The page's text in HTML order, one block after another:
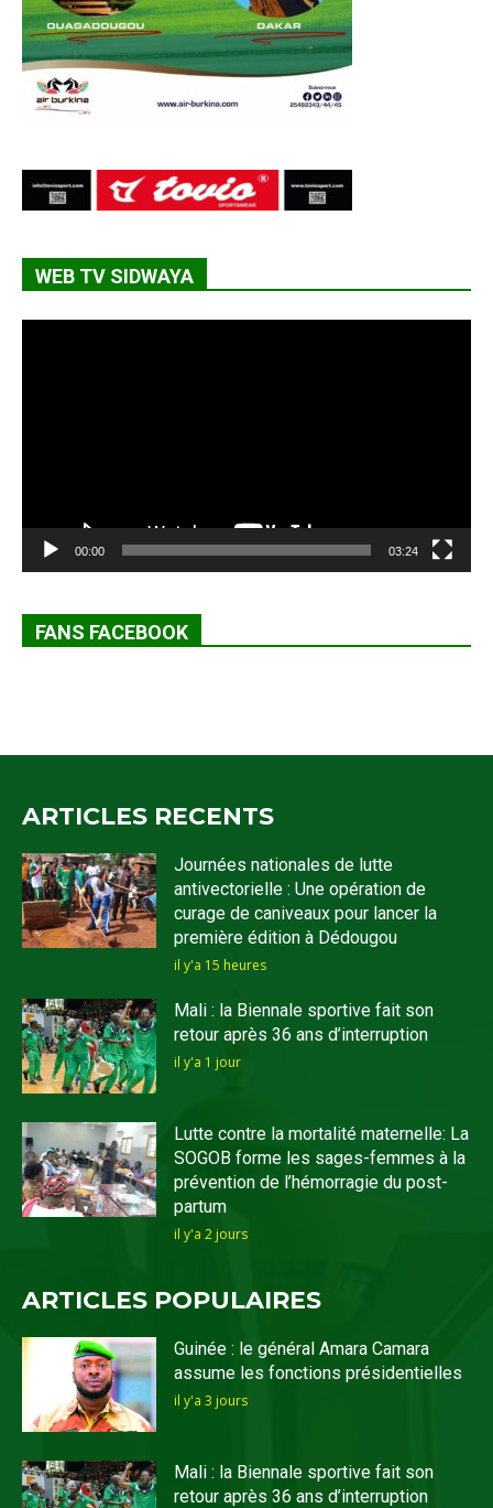
WEB TV SIDWAYA
00:00 03:24
FANS FACEBOOK
ARTICLES RECENTS
Journées nationales de lutte
antivectorielle : Une opération de
curage de caniveaux pour lancer la
première édition à Dédougou
il y'a 15 heures
Mali : la Biennale sportive fait son
retour après 36 ans d’interruption
il y'a 1 jour
Lutte contre la mortalité maternelle: La
SOGOB forme les sages-femmes à la
prévention de l’hémorragie du post-
partum
il y'a 2 jours
ARTICLES POPULAIRES
Guinée : le général Amara Camara
assume les fonctions présidentielles
il y'a 3 jours
Mali : la Biennale sportive fait son
retour après 36 ans d’interruption